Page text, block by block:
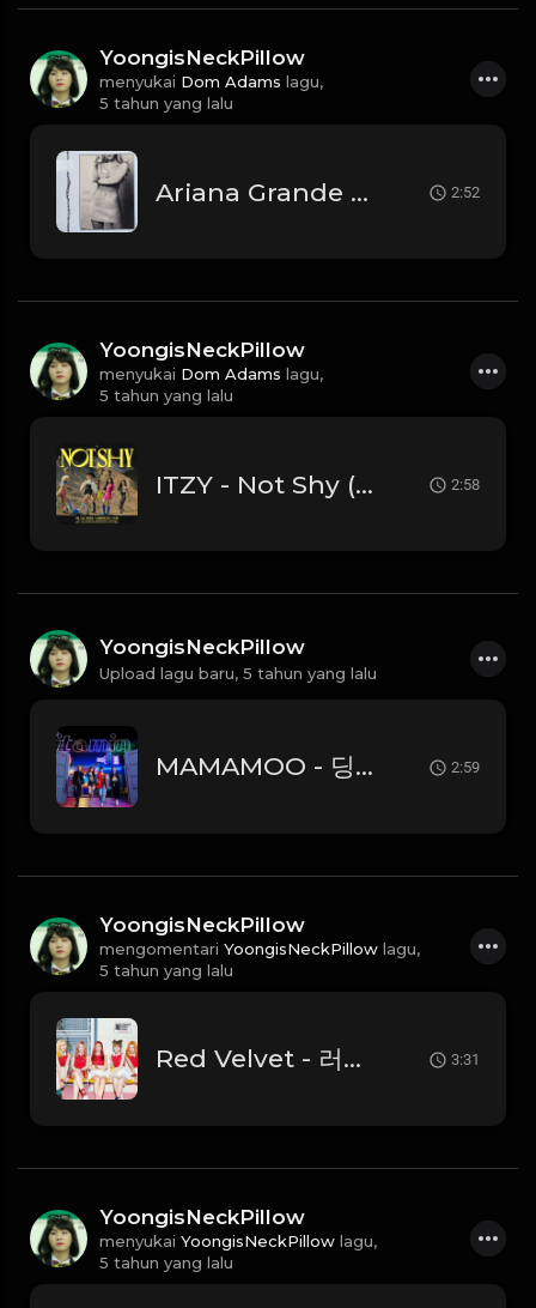
YoongisNeckPillow
menyukai Dom Adams lagu,
5 tahun yang lalu
Ariana Grande - positions 2:52
YoongisNeckPillow
menyukai Dom Adams lagu,
5 tahun yang lalu
ITZY - Not Shy (Instrumental) 2:58
YoongisNeckPillow
Upload lagu baru, 5 tahun yang lalu
MAMAMOO - 딩가 (Dingga) 2:59
YoongisNeckPillow
mengomentari YoongisNeckPillow lagu,
5 tahun yang lalu
Red Velvet - 러시안 룰렛 (Russian Roulette) 3:31
YoongisNeckPillow
menyukai YoongisNeckPillow lagu,
5 tahun yang lalu